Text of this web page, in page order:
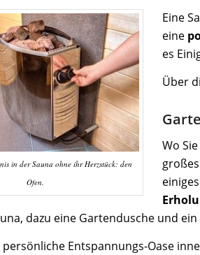
in der Sauna ohne ihr Herzstück: den
Ofen.
Eine
eine
es
Über
Wo
dazu eine Gartendusche und
persönliche Entspannungs-Oase